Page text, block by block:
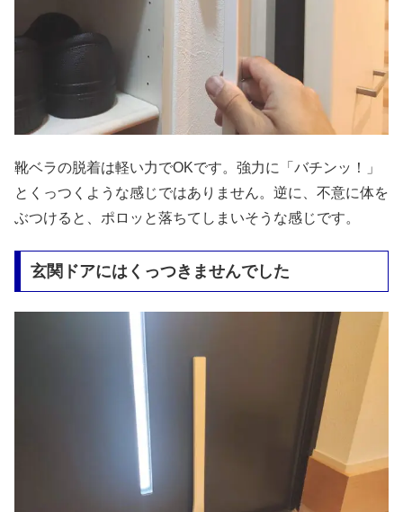
靴ベラの脱着は軽い力でOKです。強力に「バチンッ！」
とくっつくような感じではありません。逆に、不意に体を
ぶつけると、ポロッと落ちてしまいそうな感じです。
玄関ドアにはくっつきませんでした